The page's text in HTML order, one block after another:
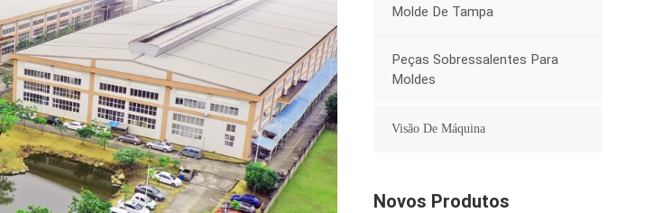
Molde De Tampa
Peças Sobressalentes Para
Moldes
Visão De Máquina
Novos Produtos